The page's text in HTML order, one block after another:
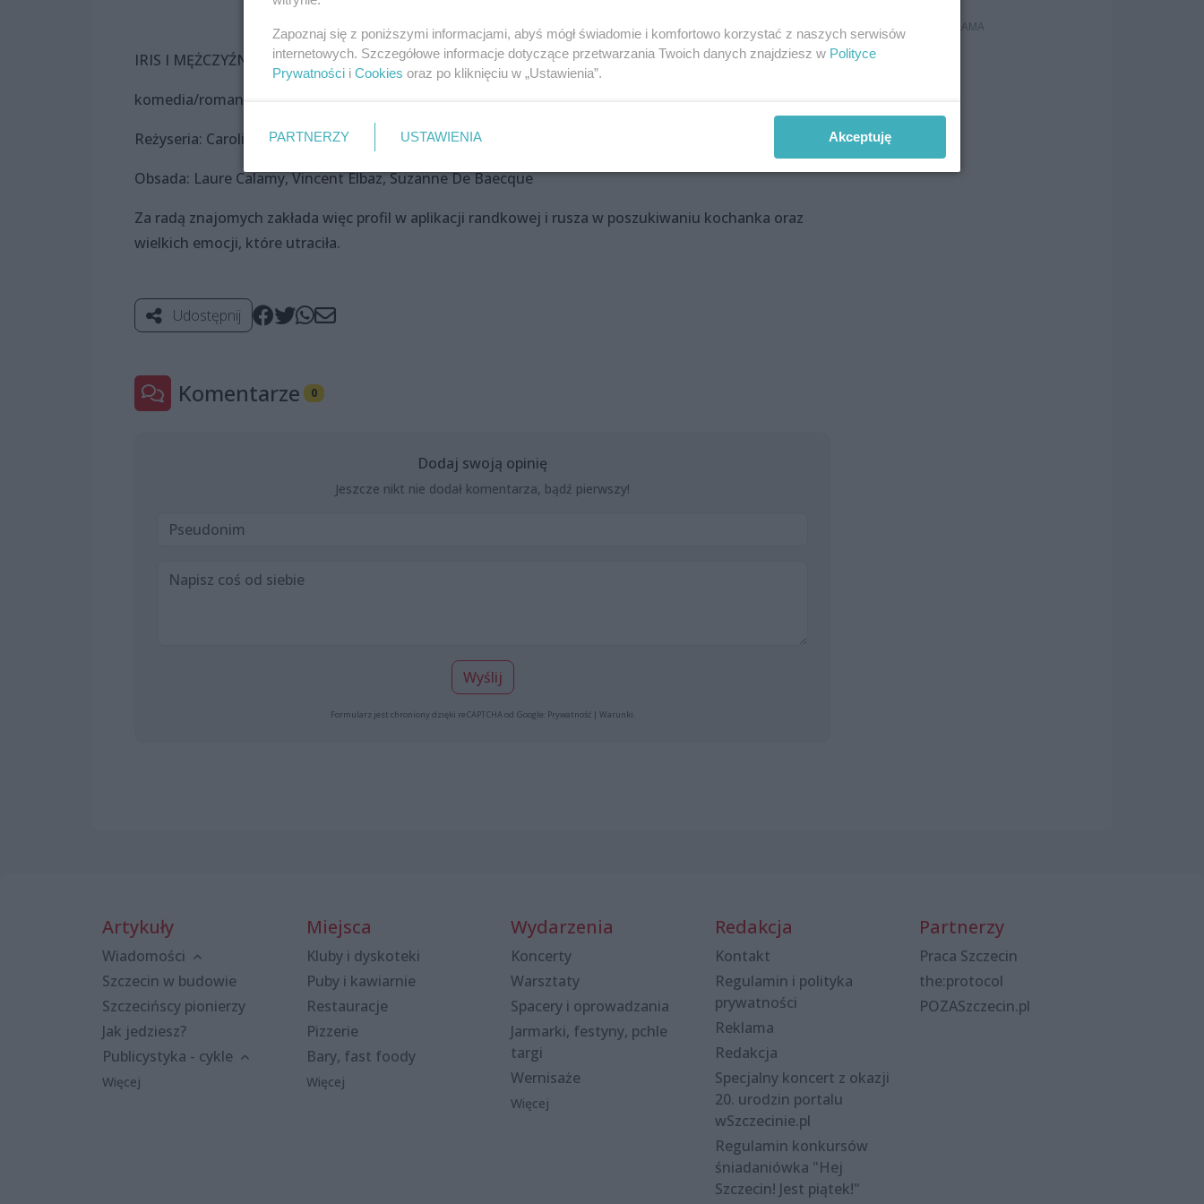
IRIS I MĘŻCZYŹNI (Iris et les hommes)
komedia/romans, Francja 2024 (98 min)
Reżyseria: Caroline Vignal
Obsada: Laure Calamy, Vincent Elbaz, Suzanne De Baecque
Za radą znajomych zakłada więc profil w aplikacji randkowej i rusza w poszukiwaniu kochanka oraz
wielkich emocji, które utraciła.
Udostępnij
Komentarze 0
Dodaj swoją opinię
Jeszcze nikt nie dodał komentarza, bądź pierwszy!
Wyślij
Formularz jest chroniony dzięki reCAPTCHA od Google: Prywatność| Warunki
Artykuły
Wiadomości
Szczecin w budowie
Szczecińscy pionierzy
Jak jedziesz?
Publicystyka - cykle
Więcej
Miejsca
Kluby i dyskoteki
Puby i kawiarnie
Restauracje
Pizzerie
Bary, fast foody
Więcej
Wydarzenia
Koncerty
Warsztaty
Spacery i oprowadzania
Jarmarki, festyny, pchle
targi
Wernisaże
Więcej
Redakcja
Kontakt
Regulamin i polityka
prywatności
Reklama
Redakcja
Specjalny koncert z okazji
20. urodzin portalu
wSzczecinie.pl
Regulamin konkursów
śniadaniówka "Hej
Szczecin! Jest piątek!"
Partnerzy
Praca Szczecin
the:protocol
POZASzczecin.pl
Zapoznaj się z poniższymi informacjami, abyś mógł świadomie i komfortowo korzystać z naszych serwisów
internetowych. Szczegółowe informacje dotyczące przetwarzania Twoich danych znajdziesz w Polityce
Prywatności i Cookies oraz po kliknięciu w „Ustawienia”.
PARTNERZY USTAWIENIA Akceptuję